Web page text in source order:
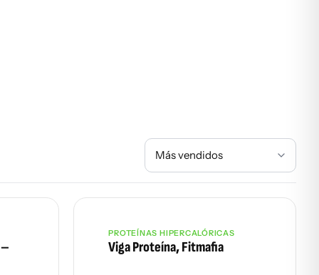
PROTEÍNAS HIPERCALÓRICAS
Viga Proteína, Fitmafia